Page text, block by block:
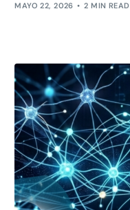
MAYO 22, 2026 2 MIN READ